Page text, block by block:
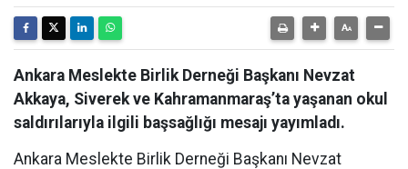
Ankara Meslekte Birlik Derneği Başkanı Nevzat
Akkaya, Siverek ve Kahramanmaraş’ta yaşanan okul
saldırılarıyla ilgili başsağlığı mesajı yayımladı.
Ankara Meslekte Birlik Derneği Başkanı Nevzat